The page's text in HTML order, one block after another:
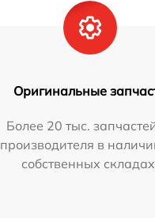
Оригинальные
Более 20 тыс.
производителя в
собственных